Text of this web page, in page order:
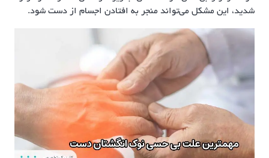
شدید، این مشکل می‌تواند منجر به افتادن اجسام از دست شود.